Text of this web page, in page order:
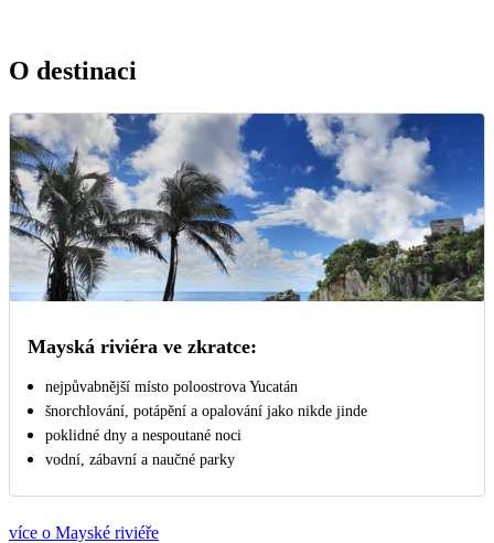
O destinaci
Mayská riviéra ve zkratce:
nejpůvabnější místo poloostrova Yucatán
šnorchlování, potápění a opalování jako nikde jinde
poklidné dny a nespoutané noci
vodní, zábavní a naučné parky
více o Mayské riviéře